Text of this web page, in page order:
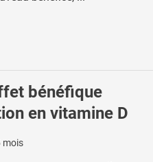
bénéfique
en vitamine D
mois